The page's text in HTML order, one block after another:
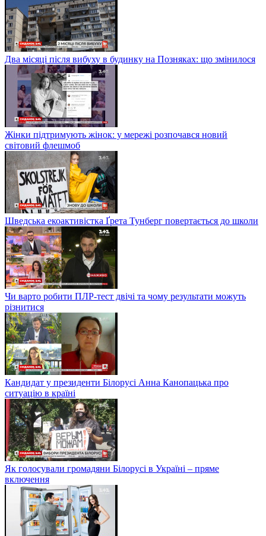
Два місяці після вибуху в будинку на Позняках: що змінилося
Жінки підтримують жінок: у мережі розпочався новий
світовий флешмоб
Шведська екоактивістка Ґрета Тунберг повертається до школи
Чи варто робити ПЛР-тест двічі та чому результати можуть
різнитися
Кандидат у президенти Білорусі Анна Канопацька про
ситуацію в країні
Як голосували громадяни Білорусі в Україні – пряме
включення